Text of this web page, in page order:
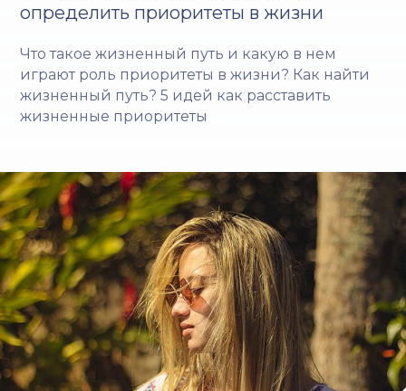
определить приоритеты в жизни
Что такое жизненный путь и какую в нем
играют роль приоритеты в жизни? Как найти
жизненный путь? 5 идей как расставить
жизненные приоритеты